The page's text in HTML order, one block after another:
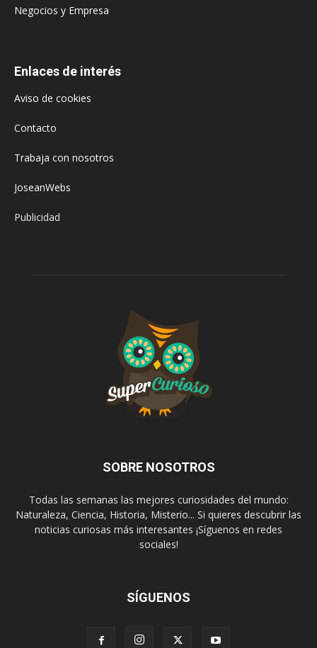
Negocios y Empresa
Enlaces de interés
Aviso de cookies
Contacto
Trabaja con nosotros
JoseanWebs
Publicidad
SOBRE NOSOTROS
Todas las semanas las mejores curiosidades del mundo:
Naturaleza, Ciencia, Historia, Misterio... Si quieres descubrir las
noticias curiosas más interesantes ¡Síguenos en redes
sociales!
SÍGUENOS